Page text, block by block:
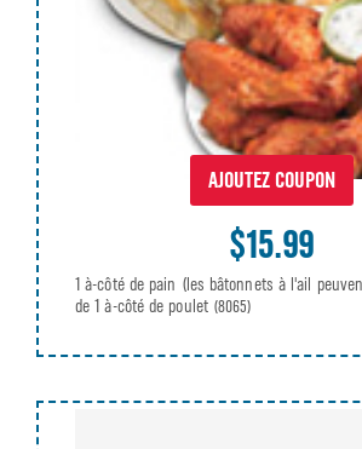
AJOUTEZ COUPON
$15.99
1 à-côté de pain (les bâtonnets à l'ail
de 1 à-côté de poulet (8065)